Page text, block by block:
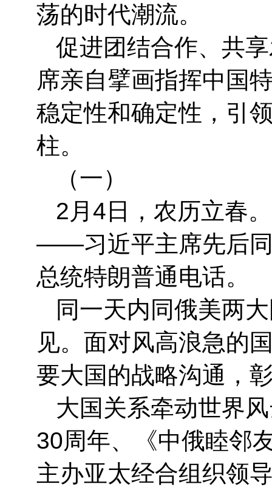
荡的时代潮流。
促进团结合作、共
席亲自擘画指挥中国
稳定性和确定性，引
柱。
（一）
2月4日，农历立春
——习近平主席先后同
总统特朗普通电话。
同一天内同俄美两
见。面对风高浪急的
要大国的战略沟通，
大国关系牵动世界
30周年、《中俄睦邻
主办亚太经合组织领